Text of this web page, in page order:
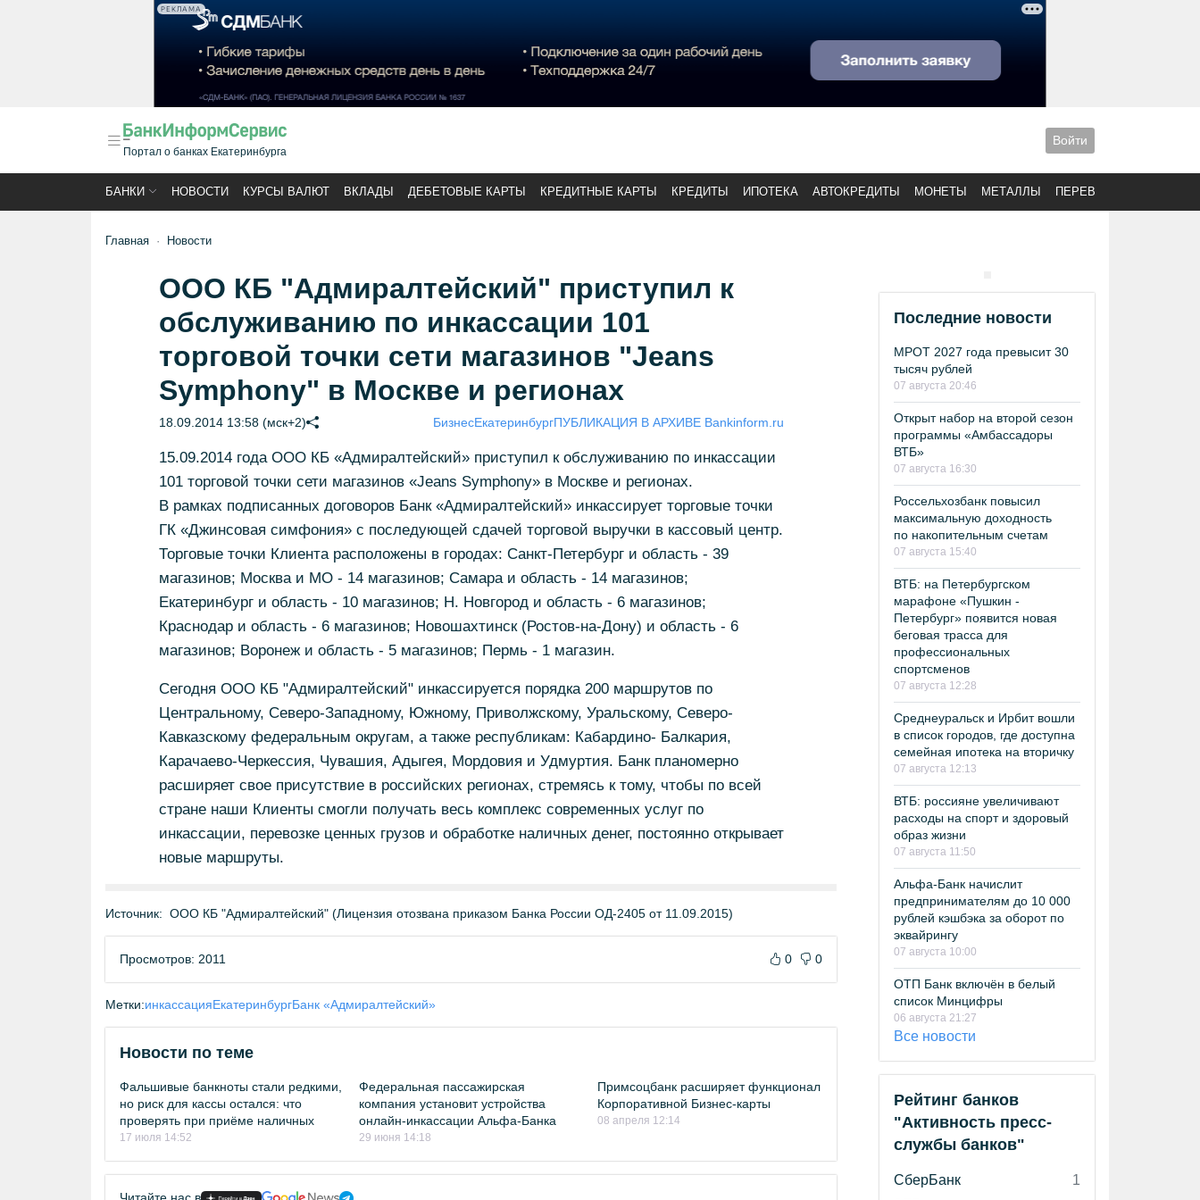
РЕКЛАМА
Портал о банках Екатеринбурга
Войти
БАНКИ НОВОСТИ КУРСЫ ВАЛЮТ ВКЛАДЫ ДЕБЕТОВЫЕ КАРТЫ КРЕДИТНЫЕ КАРТЫ КРЕДИТЫ ИПОТЕКА АВТОКРЕДИТЫ МОНЕТЫ МЕТАЛЛЫ ПЕРЕВОДЫ
Главная Новости
ООО КБ "Адмиралтейский" приступил к
обслуживанию по инкассации 101
торговой точки сети магазинов "Jeans
Symphony" в Москве и регионах
18.09.2014 13:58 (мск+2) БизнесЕкатеринбургПУБЛИКАЦИЯ В АРХИВЕ Bankinform.ru
15.09.2014 года ООО КБ «Адмиралтейский» приступил к обслуживанию по инкассации
101 торговой точки сети магазинов «Jeans Symphony» в Москве и регионах.
В рамках подписанных договоров Банк «Адмиралтейский» инкассирует торговые точки
ГК «Джинсовая симфония» с последующей сдачей торговой выручки в кассовый центр.
Торговые точки Клиента расположены в городах: Санкт-Петербург и область - 39
магазинов; Москва и МО - 14 магазинов; Самара и область - 14 магазинов;
Екатеринбург и область - 10 магазинов; Н. Новгород и область - 6 магазинов;
Краснодар и область - 6 магазинов; Новошахтинск (Ростов-на-Дону) и область - 6
магазинов; Воронеж и область - 5 магазинов; Пермь - 1 магазин.
Сегодня ООО КБ "Адмиралтейский" инкассируется порядка 200 маршрутов по
Центральному, Северо-Западному, Южному, Приволжскому, Уральскому, Северо-
Кавказскому федеральным округам, а также республикам: Кабардино- Балкария,
Карачаево-Черкессия, Чувашия, Адыгея, Мордовия и Удмуртия. Банк планомерно
расширяет свое присутствие в российских регионах, стремясь к тому, чтобы по всей
стране наши Клиенты смогли получать весь комплекс современных услуг по
инкассации, перевозке ценных грузов и обработке наличных денег, постоянно открывает
новые маршруты.
Источник: ООО КБ "Адмиралтейский" (Лицензия отозвана приказом Банка России ОД-2405 от 11.09.2015)
Просмотров: 2011 0 0
Метки:инкассацияЕкатеринбургБанк «Адмиралтейский»
Новости по теме
Фальшивые банкноты стали редкими,
но риск для кассы остался: что
проверять при приёме наличных
17 июля 14:52
Федеральная пассажирская
компания установит устройства
онлайн-инкассации Альфа-Банка
29 июня 14:18
Примсоцбанк расширяет функционал
Корпоративной Бизнес-карты
08 апреля 12:14
Последние новости
МРОТ 2027 года превысит 30
тысяч рублей
07 августа 20:46
Открыт набор на второй сезон
программы «Амбассадоры
ВТБ»
07 августа 16:30
Россельхозбанк повысил
максимальную доходность
по накопительным счетам
07 августа 15:40
ВТБ: на Петербургском
марафоне «Пушкин -
Петербург» появится новая
беговая трасса для
профессиональных
спортсменов
07 августа 12:28
Среднеуральск и Ирбит вошли
в список городов, где доступна
семейная ипотека на вторичку
07 августа 12:13
ВТБ: россияне увеличивают
расходы на спорт и здоровый
образ жизни
07 августа 11:50
Альфа-Банк начислит
предпринимателям до 10 000
рублей кэшбэка за оборот по
эквайрингу
07 августа 10:00
ОТП Банк включён в белый
список Минцифры
06 августа 21:27
Все новости
Рейтинг банков
"Активность пресс-
службы банков"
СберБанк
1